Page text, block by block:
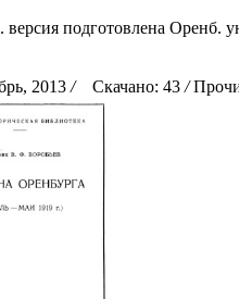
версия подготовлена Оренб.
2013 /Скачано: 43 /